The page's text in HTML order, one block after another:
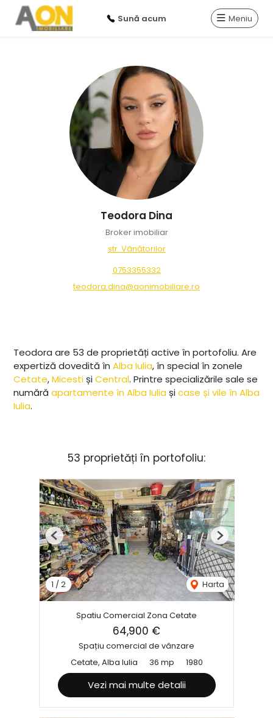
Sună acum Meniu
Teodora Dina
Broker imobiliar
str. Vânătorilor
0753355332
teodora.dina@aonimobiliare.ro
Teodora are 53 de proprietăți active în portofoliu. Are
expertiză dovedită în Alba Iulia, în special în zonele
Cetate,MicestișiCentral. Printre specializările sale se
numără apartamente în Alba Iulia șicase și vile în Alba
Iulia.
53 proprietăți în portofoliu:
1 /2 Harta
Previous Next
Spatiu Comercial Zona Cetate
64,900 €
Spațiu comercial de vânzare
Cetate, Alba Iulia
36 mp 1980
Vezi mai multe detalii